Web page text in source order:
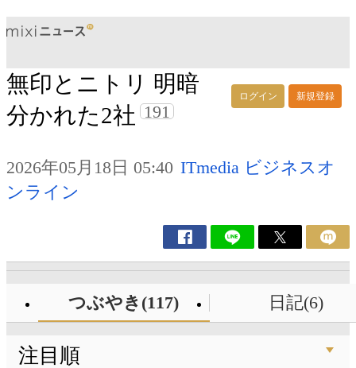
ログイン 新規登録
無印とニトリ 明暗
分かれた2社 191
2026年05月18日 05:40 ITmedia ビジネスオ
ンライン
つぶやき(117) 日記(6)
注目順